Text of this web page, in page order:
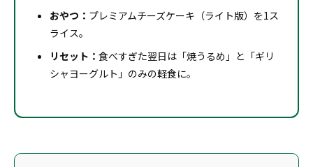
おやつ： プレミアムチーズケーキ（ライト版）を1ス
ライス。
リセット： 食べすぎた翌日は「焼うるめ」と「ギリ
シャヨーグルト」のみの軽食に。